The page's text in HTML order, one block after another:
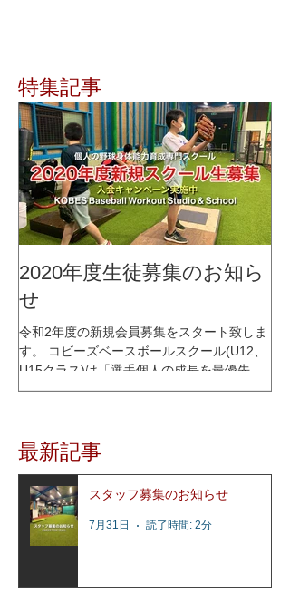
特集記事
2020年度生徒募集のお知ら
せ
令和2年度の新規会員募集をスタート致しま
す。 コビーズベースボールスクール(U12、
U15クラス)は「選手個人の成長を最優先に
考える」をコンセプトに、少人数制スクー
レッスン内容はコビーズ代表...
最新記事
スタッフ募集のお知らせ
7月31日 読了時間: 2分